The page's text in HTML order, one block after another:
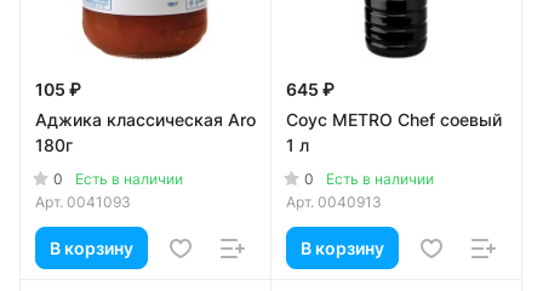
105 ₽
Аджика классическая Aro
180г
0
Есть в наличии
Арт. 0041093
В корзину
645 ₽
Соус METRO Chef соевый
1 л
0
Есть в наличии
Арт. 0040913
В корзину